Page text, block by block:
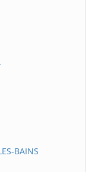
BAINS